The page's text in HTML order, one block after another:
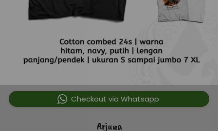
` Checkout via Whatsapp
Arjuna